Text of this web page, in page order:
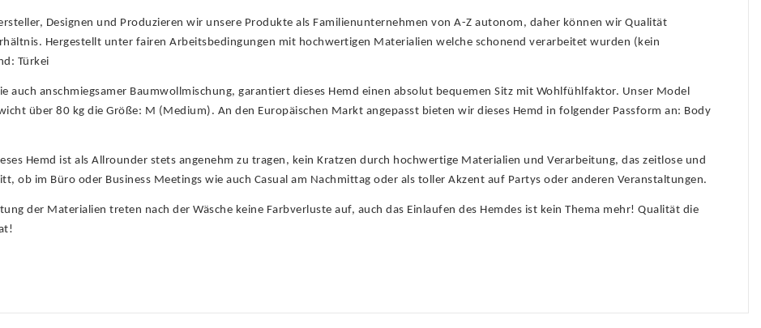
Designen und Produzieren wir unsere Produkte als Familienunternehmen von A-Z autonom, daher können wir Qualität
Hergestellt unter fairen Arbeitsbedingungen mit hochwertigen Materialien welche schonend verarbeitet wurden (kein
Türkei
anschmiegsamer Baumwollmischung, garantiert dieses Hemd einen absolut bequemen Sitz mit Wohlfühlfaktor. Unser Model
über 80 kg die Größe: M (Medium). An den Europäischen Markt angepasst bieten wir dieses Hemd in folgender Passform an: Body
Hemd ist als Allrounder stets angenehm zu tragen, kein Kratzen durch hochwertige Materialien und Verarbeitung, das zeitlose und
ob im Büro oder Business Meetings wie auch Casual am Nachmittag oder als toller Akzent auf Partys oder anderen Veranstaltungen.
der Materialien treten nach der Wäsche keine Farbverluste auf, auch das Einlaufen des Hemdes ist kein Thema mehr! Qualität die